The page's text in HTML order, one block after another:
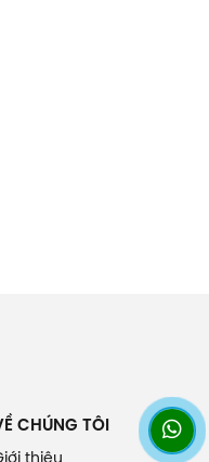
CHÚNG TÔI